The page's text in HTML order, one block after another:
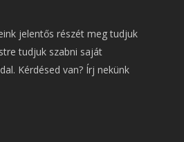
jelentős részét meg tudjuk
tudjuk szabni saját
Kérdésed van? Írj nekünk